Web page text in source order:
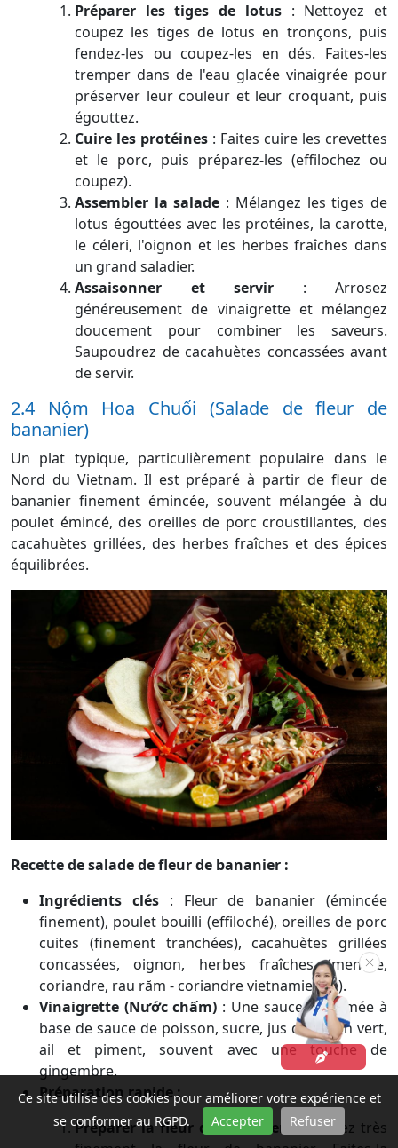
Préparer les tiges de lotus : Nettoyez et
coupez les tiges de lotus en tronçons, puis
fendez-les ou coupez-les en dés. Faites-les
tremper dans de l'eau glacée vinaigrée pour
préserver leur couleur et leur croquant, puis
égouttez.
Cuire les protéines : Faites cuire les crevettes
et le porc, puis préparez-les (effilochez ou
coupez).
Assembler la salade : Mélangez les tiges de
lotus égouttées avec les protéines, la carotte,
le céleri, l'oignon et les herbes fraîches dans
un grand saladier.
Assaisonner et servir : Arrosez
généreusement de vinaigrette et mélangez
doucement pour combiner les saveurs.
Saupoudrez de cacahuètes concassées avant
de servir.
2.4 Nộm Hoa Chuối (Salade de fleur de
bananier)
Un plat typique, particulièrement populaire dans le
Nord du Vietnam. Il est préparé à partir defleur de
bananier finement émincée, souvent mélangée à du
poulet émincé, des oreilles de porc croustillantes, des
cacahuètes grillées, des herbes fraîches et des épices
équilibrées.
Recette de salade de fleur de bananier :
Ingrédients clés: Fleur de bananier (émincée
finement), poulet bouilli (effiloché), oreilles de porc
cuites (finement tranchées), cacahuètes grillées
concassées, oignon, herbes fraîches (menthe,
coriandre, rau răm - coriandre vietnamienne).
Vinaigrette (Nước chấm) : Une sauce parfumée à
base de sauce de poisson, sucre, jus de citron vert,
ail et piment, souvent avec une touche de
gingembre.
Préparation rapide :
Préparer la fleur de bananier :Émincez très
Ce site utilise des cookies pour améliorer votre expérience et
se conformer au RGPD.
Accepter Refuser